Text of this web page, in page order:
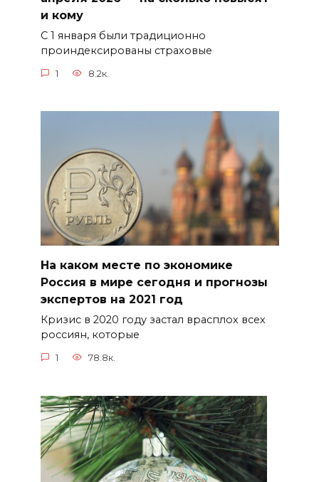
и кому
С 1 января были традиционно
проиндексированы страховые
1 8.2к.
На каком месте по экономике
Россия в мире сегодня и прогнозы
экспертов на 2021 год
Кризис в 2020 году застал врасплох всех
россиян, которые
1 78.8к.